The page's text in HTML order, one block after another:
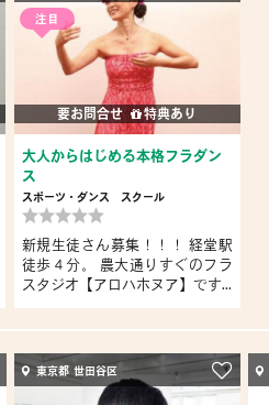
注目
要お問合せ 特典あり
大人からはじめる本格フラダン
ス
スポーツ・ダンス スクール
新規生徒さん募集！！！ 経堂駅
徒歩４分。 農大通りすぐのフラ
スタジオ【アロハホヌア】です...
東京都 世田谷区